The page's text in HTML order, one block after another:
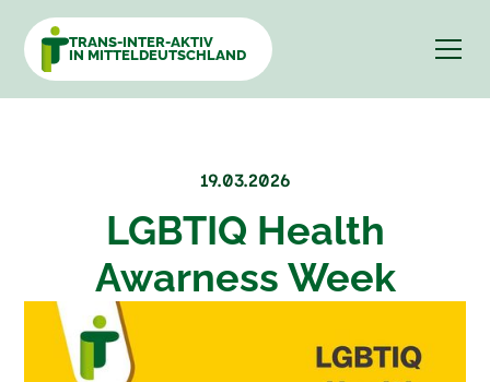
TRANS-INTER-AKTIV
IN MITTELDEUTSCHLAND
19.03.2026
LGBTIQ Health
Awarness Week